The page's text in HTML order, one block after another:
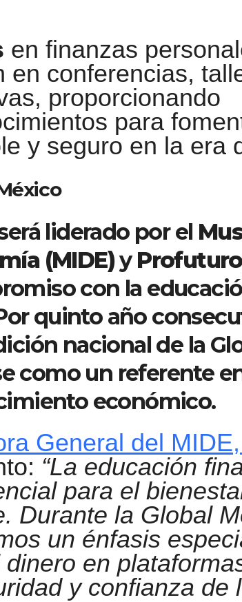
en finanzas
en conferencias,
proporcionando
para
y seguro en la era
liderado por el
(MIDE)yProfuturo
con la
quinto año
nacional de la
como un referente
económico.
General del
“La educación
para el
Durante la Global
un énfasis
en
y confianza de